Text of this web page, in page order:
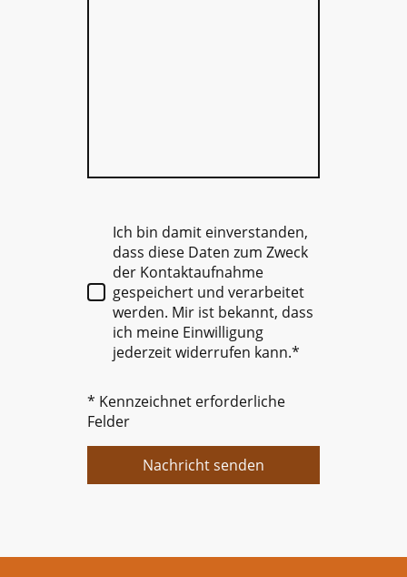
Ich bin damit einverstanden,
dass diese Daten zum Zweck
der Kontaktaufnahme
gespeichert und verarbeitet
werden. Mir ist bekannt, dass
ich meine Einwilligung
jederzeit widerrufen kann.*
* Kennzeichnet erforderliche
Felder
Nachricht senden